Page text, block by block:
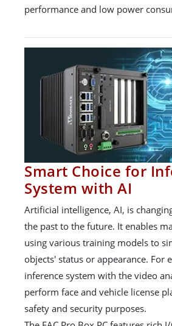
performance and low power
Smart Choice for
System with AI
Artificial intelligence, AI, is
the past to the future. It enables
using various training models to
objects' status or appearance. For
inference system with the video
perform face and vehicle license
safety and security purposes.